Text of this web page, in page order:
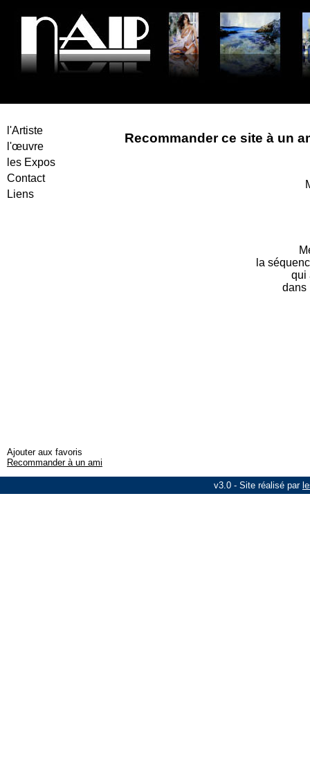
Ajouter aux favoris
Recommander à un ami
l'Artiste
l'œuvre
les Expos
Contact
Liens
Recommander ce site à un
la
qui
dans
v3.0 - Site réalisé par